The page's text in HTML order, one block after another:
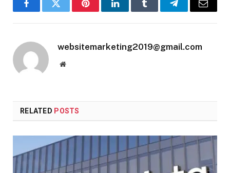
FacebookTwitter PinterestLinkedInTumblr TelegramEmail
websitemarketing2019@gmail.com
Website
RELATED POSTS